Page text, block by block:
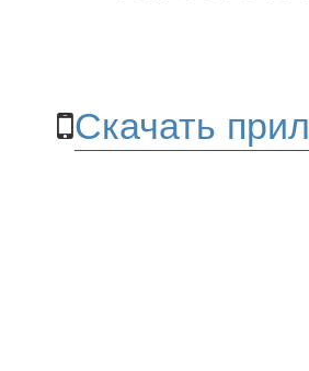
Скачать